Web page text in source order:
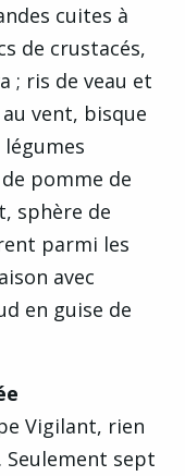
cuites à
de crustacés,
; ris de veau et
vent, bisque
pomme de
sphère de
parmi les
avec
en guise de
Vigilant, rien
Seulement sept